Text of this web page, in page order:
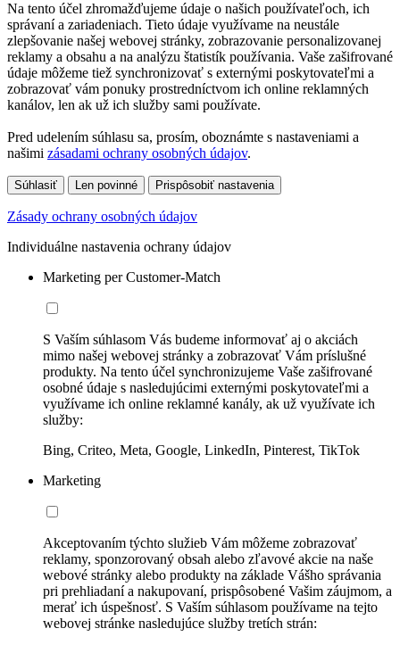
Na tento účel zhromažďujeme údaje o našich používateľoch, ich
správaní a zariadeniach. Tieto údaje využívame na neustále
zlepšovanie našej webovej stránky, zobrazovanie personalizovanej
reklamy a obsahu a na analýzu štatistík používania. Vaše zašifrované
údaje môžeme tiež synchronizovať s externými poskytovateľmi a
zobrazovať vám ponuky prostredníctvom ich online reklamných
kanálov, len ak už ich služby sami používate.
Pred udelením súhlasu sa, prosím, oboznámte s nastaveniami a
našimi zásadami ochrany osobných údajov.
Súhlasiť Len povinné Prispôsobiť nastavenia
Zásady ochrany osobných údajov
Individuálne nastavenia ochrany údajov
Marketing per Customer-Match
S Vaším súhlasom Vás budeme informovať aj o akciách
mimo našej webovej stránky a zobrazovať Vám príslušné
produkty. Na tento účel synchronizujeme Vaše zašifrované
osobné údaje s nasledujúcimi externými poskytovateľmi a
využívame ich online reklamné kanály, ak už využívate ich
služby:
Bing, Criteo, Meta, Google, LinkedIn, Pinterest, TikTok
Marketing
Akceptovaním týchto služieb Vám môžeme zobrazovať
reklamy, sponzorovaný obsah alebo zľavové akcie na naše
webové stránky alebo produkty na základe Vášho správania
pri prehliadaní a nakupovaní, prispôsobené Vašim záujmom, a
merať ich úspešnosť. S Vaším súhlasom používame na tejto
webovej stránke nasledujúce služby tretích strán: